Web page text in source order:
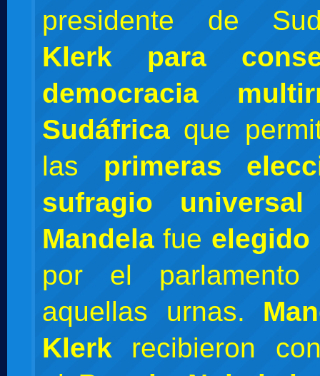
presidente de
Klerk para
democracia
Sudáfricaque
las primeras
sufragio
Mandelafue elegido
por el
aquellas urnas.
Klerk recibieron